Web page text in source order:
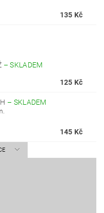
135 Kč
–SKLADEM
125 Kč
– SKLADEM
145 Kč